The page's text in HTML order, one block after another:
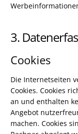
3.
Cookies
Die Internetseiten
Cookies. Cookies
an und enthalten
Angebot
machen. Cookies